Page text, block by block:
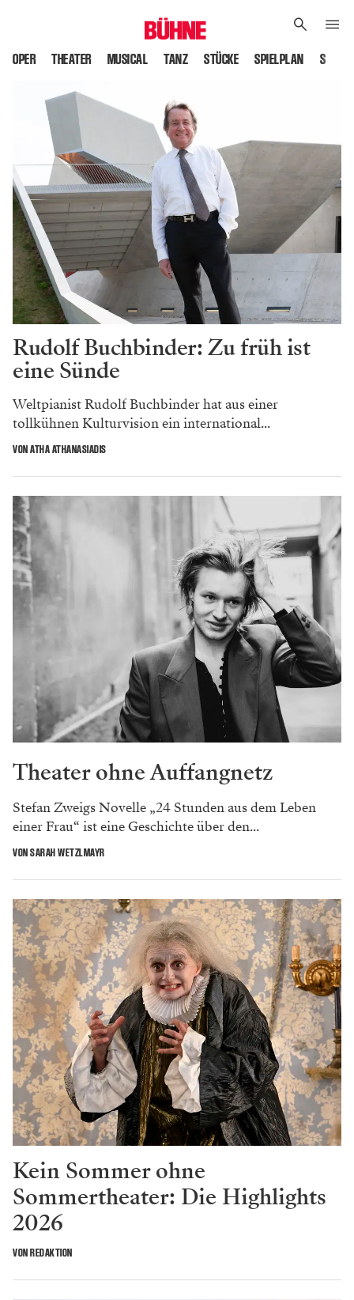
OPER THEATER MUSICAL TANZ STÜCKE SPIELPLAN
Kein Sommer ohne
Sommertheater: Die Highlights
2026
VON REDAKTION
Rudolf Buchbinder: Zu früh ist
eine Sünde
Weltpianist Rudolf Buchbinder hat aus einer
tollkühnen Kulturvision ein international...
VON ATHA ATHANASIADIS
Theater ohne Auffangnetz
Stefan Zweigs Novelle „24 Stunden aus dem Leben
einer Frau“ ist eine Geschichte über den...
VON SARAH WETZLMAYR